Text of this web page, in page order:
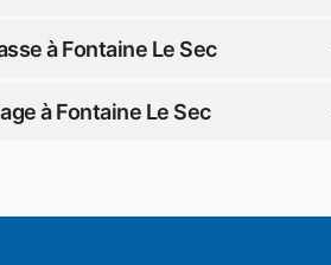
à Fontaine Le Sec
à Fontaine Le Sec